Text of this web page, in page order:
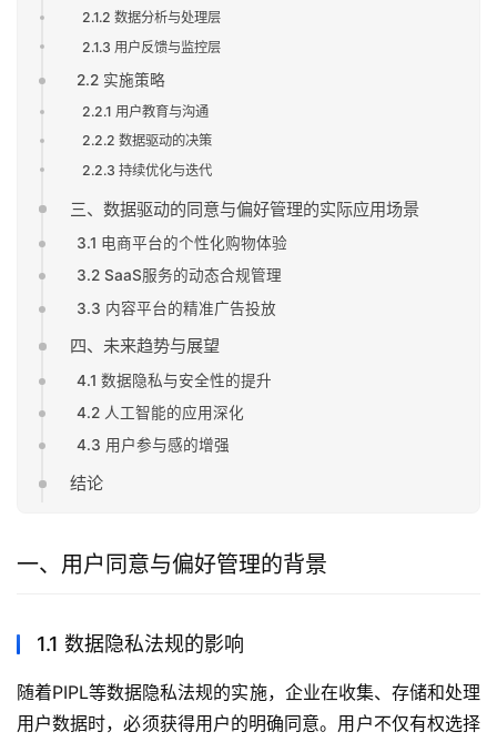
2.1.2 数据分析与处理层
2.1.3 用户反馈与监控层
2.2 实施策略
2.2.1 用户教育与沟通
2.2.2 数据驱动的决策
2.2.3 持续优化与迭代
三、数据驱动的同意与偏好管理的实际应用场景
3.1 电商平台的个性化购物体验
3.2 SaaS服务的动态合规管理
3.3 内容平台的精准广告投放
四、未来趋势与展望
4.1 数据隐私与安全性的提升
4.2 人工智能的应用深化
4.3 用户参与感的增强
结论
一、用户同意与偏好管理的背景
1.1 数据隐私法规的影响
随着PIPL等数据隐私法规的实施，企业在收集、存储和处理
用户数据时，必须获得用户的明确同意。用户不仅有权选择